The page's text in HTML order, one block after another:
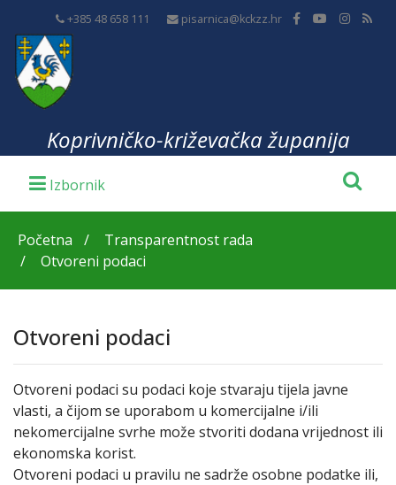
+385 48 658 111 pisarnica@kckzz.hr
Koprivničko-križevačka županija
Početna
Transparentnost rada
Otvoreni podaci
Otvoreni podaci
Otvoreni podaci su podaci koje stvaraju tijela javne
vlasti, a čijom se uporabom u komercijalne i/ili
nekomercijalne svrhe može stvoriti dodana vrijednost ili
ekonomska korist.
Otvoreni podaci u pravilu ne sadrže osobne podatke ili,